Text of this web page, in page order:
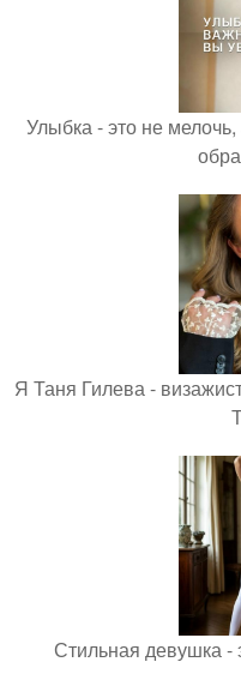
Улыбка - это не
Я Таня Гилева -
Стильная девушка -